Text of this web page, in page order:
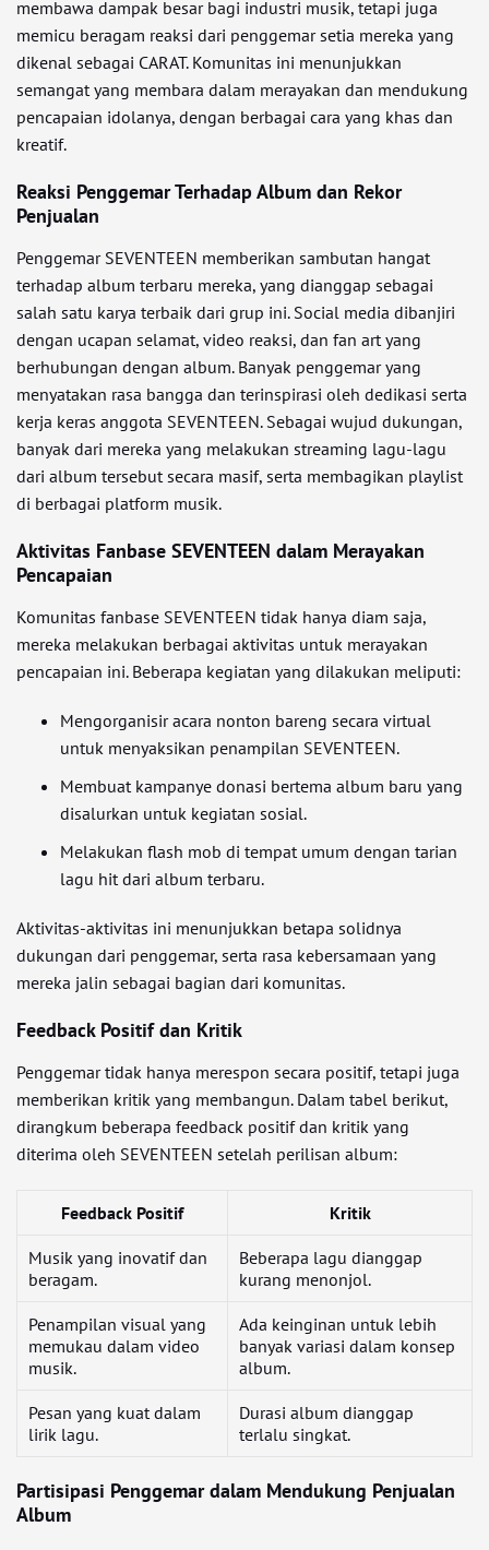
membawa dampak besar bagi industri musik, tetapi juga
memicu beragam reaksi dari penggemar setia mereka yang
dikenal sebagai CARAT. Komunitas ini menunjukkan
semangat yang membara dalam merayakan dan mendukung
pencapaian idolanya, dengan berbagai cara yang khas dan
kreatif.
Reaksi Penggemar Terhadap Album dan Rekor
Penjualan
Penggemar SEVENTEEN memberikan sambutan hangat
terhadap album terbaru mereka, yang dianggap sebagai
salah satu karya terbaik dari grup ini. Social media dibanjiri
dengan ucapan selamat, video reaksi, dan fan art yang
berhubungan dengan album. Banyak penggemar yang
menyatakan rasa bangga dan terinspirasi oleh dedikasi serta
kerja keras anggota SEVENTEEN. Sebagai wujud dukungan,
banyak dari mereka yang melakukan streaming lagu-lagu
dari album tersebut secara masif, serta membagikan playlist
di berbagai platform musik.
Aktivitas Fanbase SEVENTEEN dalam Merayakan
Pencapaian
Komunitas fanbase SEVENTEEN tidak hanya diam saja,
mereka melakukan berbagai aktivitas untuk merayakan
pencapaian ini. Beberapa kegiatan yang dilakukan meliputi:
Mengorganisir acara nonton bareng secara virtual
untuk menyaksikan penampilan SEVENTEEN.
Membuat kampanye donasi bertema album baru yang
disalurkan untuk kegiatan sosial.
Melakukan flash mob di tempat umum dengan tarian
lagu hit dari album terbaru.
Aktivitas-aktivitas ini menunjukkan betapa solidnya
dukungan dari penggemar, serta rasa kebersamaan yang
mereka jalin sebagai bagian dari komunitas.
Feedback Positif dan Kritik
Penggemar tidak hanya merespon secara positif, tetapi juga
memberikan kritik yang membangun. Dalam tabel berikut,
dirangkum beberapa feedback positif dan kritik yang
diterima oleh SEVENTEEN setelah perilisan album:
Feedback Positif Kritik
Musik yang inovatif dan
beragam.
Beberapa lagu dianggap
kurang menonjol.
Penampilan visual yang
memukau dalam video
musik.
Ada keinginan untuk lebih
banyak variasi dalam konsep
album.
Pesan yang kuat dalam
lirik lagu.
Durasi album dianggap
terlalu singkat.
Partisipasi Penggemar dalam Mendukung Penjualan
Album